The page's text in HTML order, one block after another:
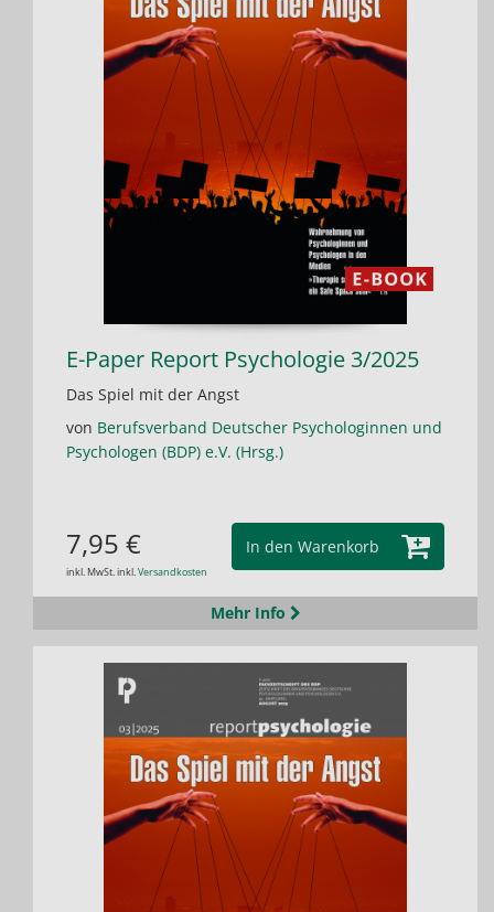
E-Paper Report Psychologie 3/2025
Das Spiel mit der Angst
von Berufsverband Deutscher Psychologinnen und
Psychologen (BDP) e.V. (Hrsg.)
In den Warenkorb
7,95 €
inkl. MwSt. inkl.Versandkosten
Mehr Info